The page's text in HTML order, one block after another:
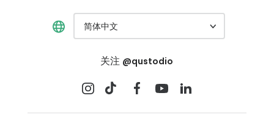
简体中文
关注 @qustodio